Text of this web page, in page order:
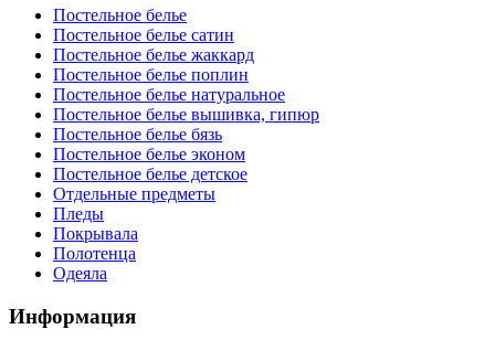
Постельное белье
Постельное белье сатин
Постельное белье жаккард
Постельное белье поплин
Постельное белье натуральное
Постельное белье вышивка, гипюр
Постельное белье бязь
Постельное белье эконом
Постельное белье детское
Отдельные предметы
Пледы
Покрывала
Полотенца
Одеяла
Информация